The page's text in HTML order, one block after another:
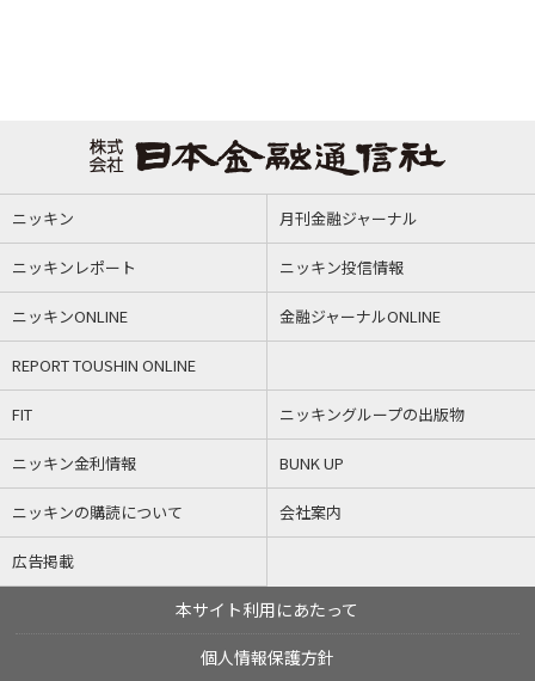
ニッキン 月刊金融ジャーナル
ニッキンレポート ニッキン投信情報
ニッキンONLINE 金融ジャーナルONLINE
REPORT TOUSHIN ONLINE
FIT ニッキングループの出版物
ニッキン金利情報 BUNK UP
ニッキンの購読について 会社案内
広告掲載
本サイト利用にあたって
個人情報保護方針